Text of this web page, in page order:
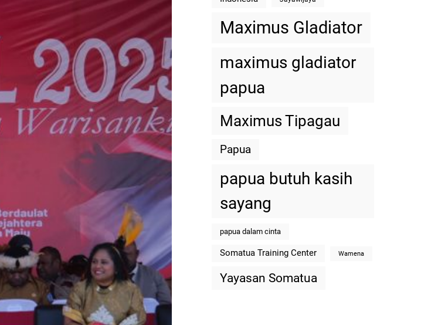
Maximus Gladiator
maximus gladiator
papua
Maximus Tipagau
Papua
papua butuh kasih
sayang
papua dalam cinta
Somatua Training Center Wamena
Yayasan Somatua